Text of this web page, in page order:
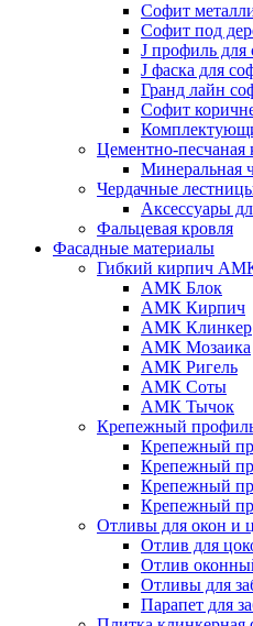
Софит
Софит под
J профиль для
J фаска для
Гранд лайн
Софит
Цементно-песчаная
Минеральная
Чердачные
Аксессуары
Фальцевая кровля
Фасадные материалы
Гибкий кирпич
АМК Блок
АМК Кирпич
АМК Клинкер
АМК Мозаика
АМК Ригель
АМК Соты
АМК Тычок
Крепежный
Крепежный
Крепежный
Крепежный
Крепежный
Отливы для окон и
Отлив для
Отлив
Отливы для
Парапет для